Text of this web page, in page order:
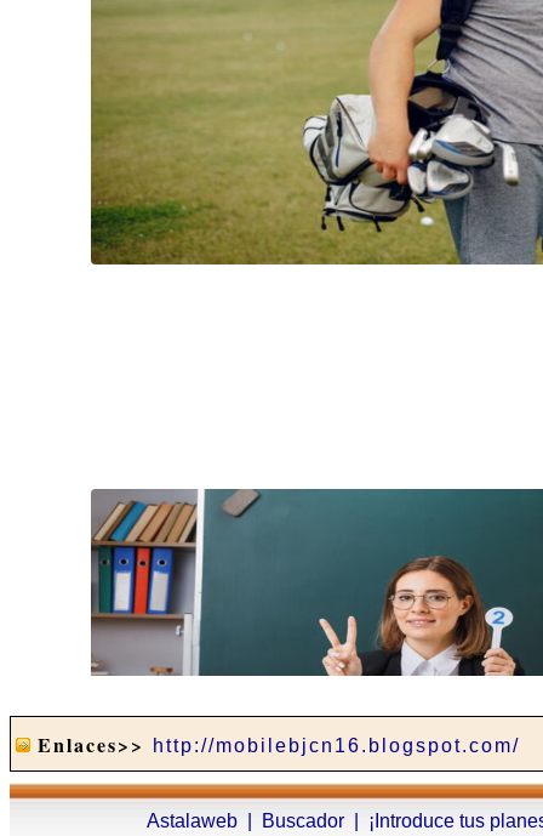
Enlaces>> http://mobilebjcn16.blogspot.com/
Astalaweb Buscador ¡Introduce tus